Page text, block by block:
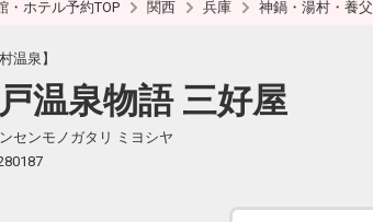
・ホテル予約TOP 関西 兵庫 神鍋・湯村・養父
温泉】
温泉物語 三好屋
センモノガタリ ミヨシヤ